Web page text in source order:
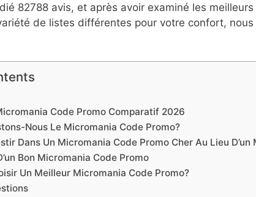
82788 avis, et après avoir examiné les
de listes différentes pour votre confort, nous
Code Promo Comparatif 2026
Nous Le Micromania Code Promo?
Dans Un Micromania Code Promo Cher Au Lieu D’un
Bon Micromania Code Promo
Un Meilleur Micromania Code Promo?